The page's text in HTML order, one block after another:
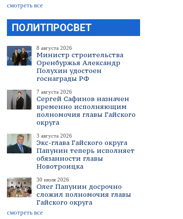
смотреть все
ПОЛИТПРОСВЕТ
8 августа 2026
Министр строительства
Оренбуржья Александр
Полухин удостоен
госнаграды РФ
7 августа 2026
Сергей Сафинов назначен
временно исполняющим
полномочия главы Гайского
округа
3 августа 2026
Экс-глава Гайского округа
Папунин теперь исполняет
обязанности главы
Новотроицка
30 июля 2026
Олег Папунин досрочно
сложил полномочия главы
Гайского округа
смотреть все